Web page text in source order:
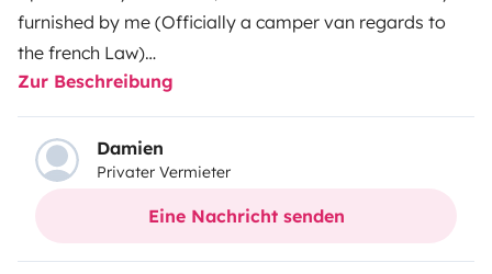
furnished by me (Officially a camper van regards to
the french Law)
Coober may be old but he is very robust. Its interior
entirely made of wood gives it a rustic charm that I
sought to give it during its development.
Coober has everything you need to travel !
Energetically, he is completely autonomous thanks to
Zur Beschreibung
Damien
Privater Vermieter
Eine Nachricht senden